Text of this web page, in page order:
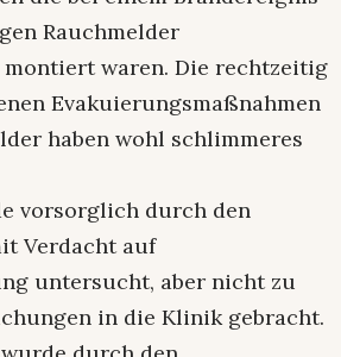
Rauchmelder
waren. Die rechtzeitig
Evakuierungsmaßnahmen
haben wohl schlimmeres
vorsorglich durch den
Verdacht auf
untersucht, aber nicht zu
in die Klinik gebracht.